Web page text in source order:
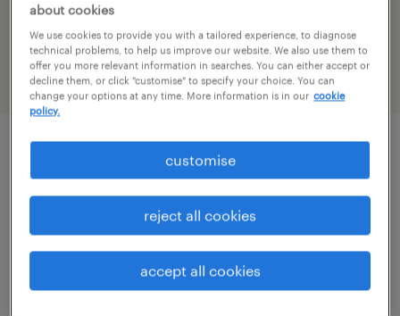
主要职能
人力资源
职位概述
1. 负责招聘渠道管理及简历初筛:招聘广告发布、
筛选简历、初面等。
about cookies
We use cookies to provide you with a tailored experience, to diagnose
technical problems, to help us improve our website. We also use them to
offer you more relevant information in searches. You can either accept or
decline them, or click "customise" to specify your choice. You can
change your options at any time. More information is in our cookie
policy.
customise
reject all cookies
accept all cookies